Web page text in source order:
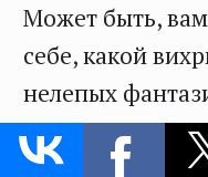
Может быть, вам
себе, какой
нелепых
у меня в
получила в